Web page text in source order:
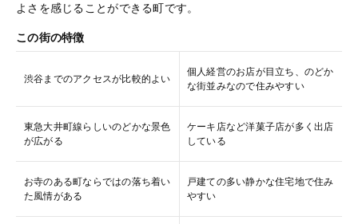
よさを感じることができる町です。
この街の特徴
渋谷までのアクセスが比較的よい
個人経営のお店が目立ち、のどか
な街並みなので住みやすい
東急大井町線らしいのどかな景色
が広がる
ケーキ店など洋菓子店が多く出店
している
お寺のある町ならではの落ち着い
た風情がある
戸建ての多い静かな住宅地で住み
やすい